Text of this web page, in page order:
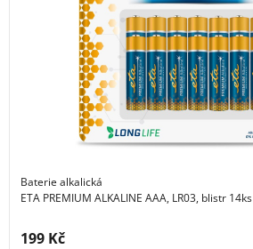
Baterie alkalická
ETA PREMIUM ALKALINE AAA, LR03, blistr 14ks
Cena s DPH:
199 Kč